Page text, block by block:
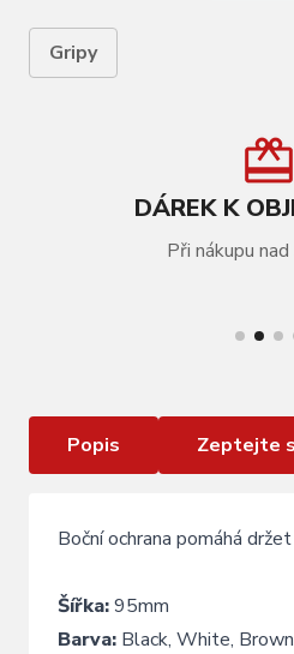
Gripy
DÁREK K
Při nákupu
Popis Zeptejte
Boční ochrana pomáhá
Šířka:95mm
Barva: Black, White,